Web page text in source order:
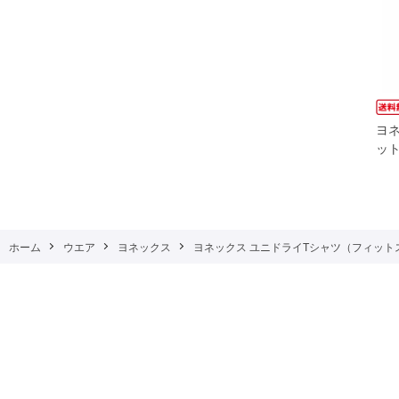
ヨ
ッ
ホーム ウエア ヨネックス ヨネックス ユニドライTシャツ（フィッ